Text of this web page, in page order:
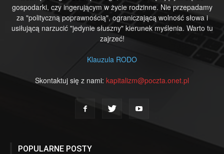
gospodarki, czy ingerującym w życie rodzinne. Nie przepadamy
za "polityczną poprawnością", ograniczającą wolność słowa i
usiłującą narzucić "jedynie słuszny" kierunek myślenia. Warto tu
zajrzeć!
Klauzula RODO
Skontaktuj się z nami: kapitalizm@poczta.onet.pl
POPULARNE POSTY